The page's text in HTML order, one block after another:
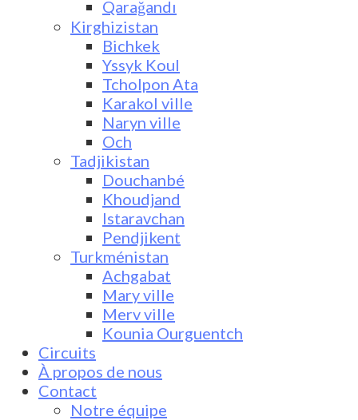
Qarağandı
Kirghizistan
Bichkek
Yssyk Koul
Tcholpon Ata
Karakol ville
Naryn ville
Och
Tadjikistan
Douchanbé
Khoudjand
Istaravchan
Pendjikent
Turkménistan
Achgabat
Mary ville
Merv ville
Kounia Ourguentch
Circuits
À propos de nous
Contact
Notre équipe